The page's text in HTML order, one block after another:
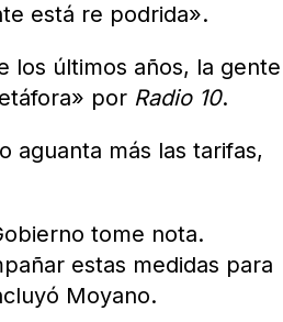
está re podrida».
los últimos años, la gente
por Radio 10.
aguanta más las tarifas,
tome nota.
estas medidas para
Moyano.